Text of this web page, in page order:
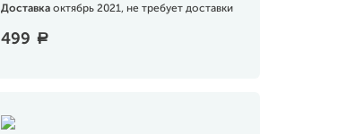
Доставка октябрь 2021, не требует доставки
499 a